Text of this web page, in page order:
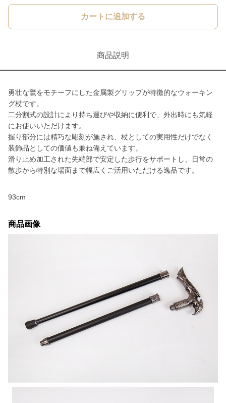
カートに追加する
商品説明
勇壮な鷲をモチーフにした金属製グリップが特徴的なウォーキン
グ杖です。
二分割式の設計により持ち運びや収納に便利で、外出時にも気軽
にお使いいただけます。
握り部分には精巧な彫刻が施され、杖としての実用性だけでなく
装飾品としての価値も兼ね備えています。
滑り止め加工された先端部で安定した歩行をサポートし、日常の
散歩から特別な場面まで幅広くご活用いただける逸品です。
93cm
商品画像